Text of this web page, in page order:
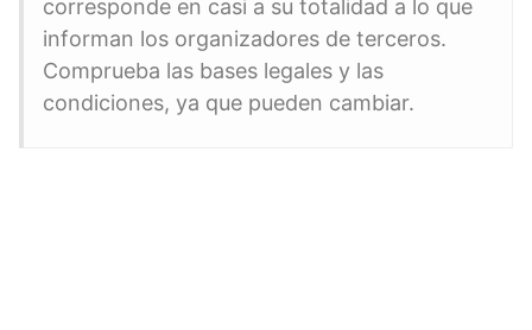
corresponde en casi a su totalidad a lo que
informan los organizadores de terceros.
Comprueba las bases legales y las
condiciones, ya que pueden cambiar.